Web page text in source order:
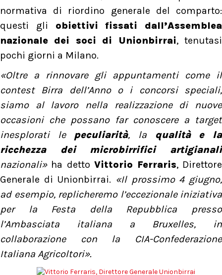
normativa di riordino generale del comparto:
questi gli obiettivi fissati dall’Assemblea
nazionale dei soci di Unionbirrai, tenutasi
pochi giorni a Milano.
«Oltre a rinnovare gli appuntamenti come il
contest Birra dell’Anno o i concorsi speciali,
siamo al lavoro nella realizzazione di nuove
occasioni che possano far conoscere a target
inesplorati le peculiarità, la
qualità e la
ricchezza dei microbirrifici artigianali
nazionali» ha dettoVittorio Ferraris, Direttore
Generale di Unionbirrai. «Il prossimo 4 giugno,
ad esempio, replicheremo l’eccezionale iniziativa
per la Festa della Repubblica presso
l’Ambasciata italiana a Bruxelles, in
collaborazione con la CIA-Confederazione
Italiana Agricoltori».